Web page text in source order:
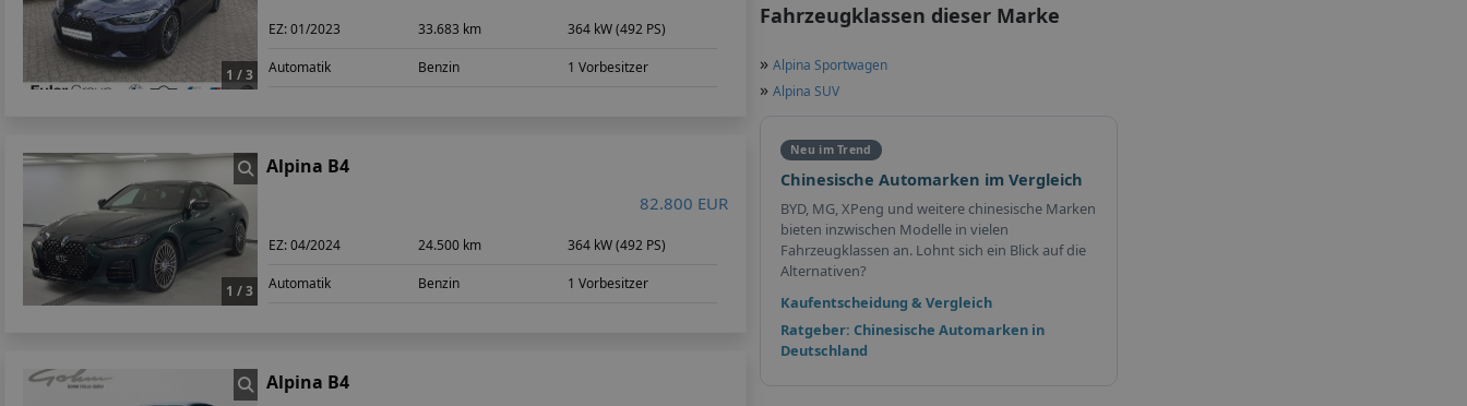
Fahrzeugklassen dieser Marke
» Alpina Sportwagen
» Alpina SUV
Neu im Trend
Chinesische Automarken im Vergleich
BYD, MG, XPeng und weitere chinesische Marken
bieten inzwischen Modelle in vielen
Fahrzeugklassen an. Lohnt sich ein Blick auf die
Alternativen?
Kaufentscheidung & Vergleich
Ratgeber: Chinesische Automarken in
Deutschland
1 / 3
EZ:01/2023 33.683 km 364 kW (492 PS)
Automatik Benzin 1 Vorbesitzer
1 / 3
Alpina B4
82.800 EUR
EZ:04/2024 24.500 km 364 kW (492 PS)
Automatik Benzin 1 Vorbesitzer
Alpina B4